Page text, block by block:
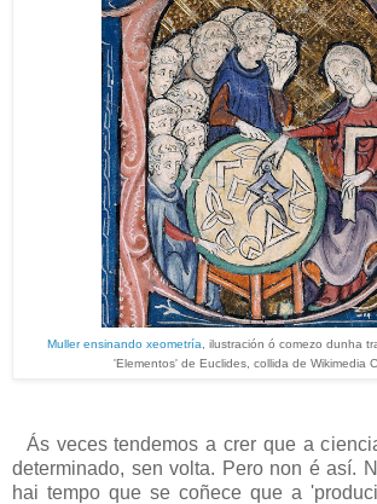
Muller ensinando xeometría , ilustración ó comezo dunha
'Elementos' de Euclides, collida de Wikimedia
Ás veces tendemos a crer que a
determinado, sen volta. Pero non é así.
hai tempo que se coñece que a